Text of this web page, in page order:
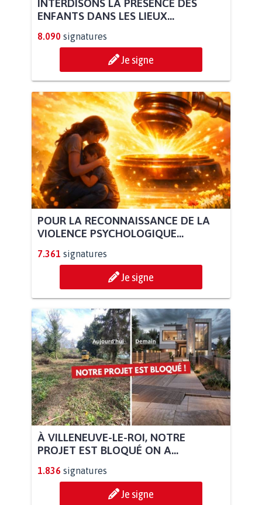
INTERDISONS LA PRÉSENCE DES
ENFANTS DANS LES LIEUX...
8.090 signatures
Je signe
POUR LA RECONNAISSANCE DE LA
VIOLENCE PSYCHOLOGIQUE...
7.361 signatures
Je signe
À VILLENEUVE-LE-ROI, NOTRE
PROJET EST BLOQUÉ ON A...
1.836 signatures
Je signe